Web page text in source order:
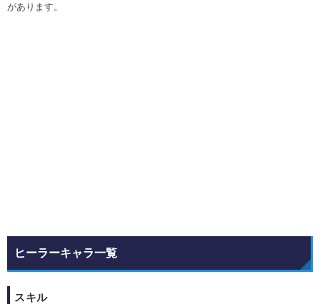
があります。
ヒーラーキャラ一覧
スキル